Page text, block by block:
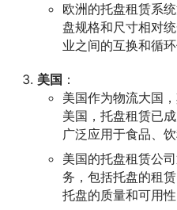
欧洲的托盘租赁系
盘规格和尺寸相对
业之间的互换和循环
美国 ：
美国作为物流大国
美国，托盘租赁已
广泛应用于食品、
美国的托盘租赁公
务，包括托盘的租
托盘的质量和可用性